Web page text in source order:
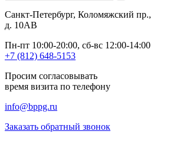
Санкт-Петербург, Коломяжский пр.,
д. 10АВ
Пн-пт 10:00-20:00, сб-вс 12:00-14:00
+7 (812) 648-5153
Просим согласовывать
время визита по телефону
info@bppg.ru
Заказать обратный звонок